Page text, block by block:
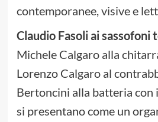
contemporanee, visive e
Claudio Fasoli ai sassofoni
Michele Calgaro alla
Lorenzo Calgaro al
Bertoncini alla batteria
si presentano come un